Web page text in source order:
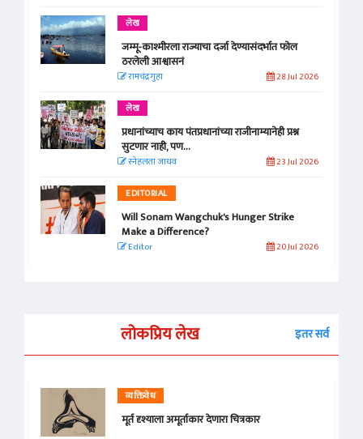
लेख
जम्मू-काश्मीरला राज्याचा दर्जा देण्यासंदर्भात फोल
ठरलेली आश्वासनं
रामचंद्र गुहा 28 Jul 2026
लेख
प्रधानांच्याच काय पंतप्रधानांच्या राजीनाम्यानेही प्रश्न
सुटणार नाही, पण...
स्नेहलता जाधव 23 Jul 2026
EDITORIAL
Will Sonam Wangchuk's Hunger Strike
Make a Difference?
Editor 20 Jul 2026
लोकप्रिय लेख इतर सर्व
व्यक्तिवेध
मूर्त दृश्याला अमूर्ताकार देणारा चित्रकार